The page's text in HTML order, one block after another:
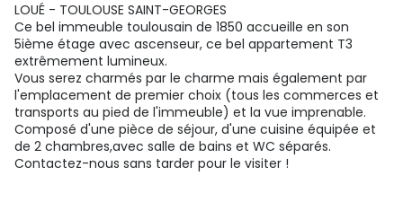
LOUÉ - TOULOUSE SAINT-GEORGES
Ce bel immeuble toulousain de 1850 accueille en son
5ième étage avec ascenseur, ce bel appartement T3
extrêmement lumineux.
Vous serez charmés par le charme mais également par
l'emplacement de premier choix (tous les commerces et
transports au pied de l'immeuble) et la vue imprenable.
Composé d'une pièce de séjour, d'une cuisine équipée et
de 2 chambres,avec salle de bains et WC séparés.
Contactez-nous sans tarder pour le visiter !